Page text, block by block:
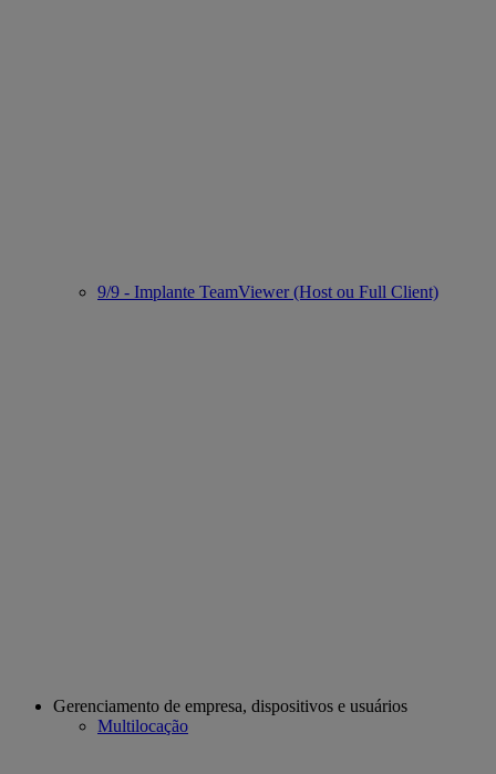
9/9 - Implante TeamViewer (Host ou Full Client)
Gerenciamento de empresa, dispositivos e usuários
Multilocação